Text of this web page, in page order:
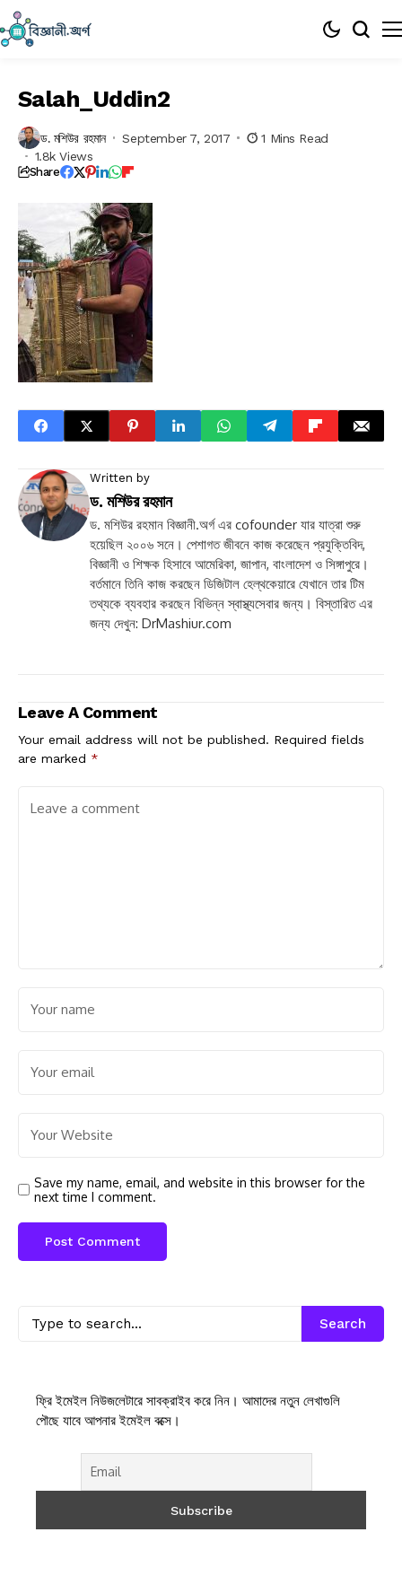
Salah_Uddin2
ড. মশিউর রহমান September 7, 2017
1 Mins Read
1.8k Views
Share
Written by
ড. মশিউর রহমান
ড. মশিউর রহমান বিজ্ঞানী.অর্গ এর cofounder যার যাত্রা শুরু
হয়েছিল ২০০৬ সনে। পেশাগত জীবনে কাজ করেছেন প্রযুক্তিবিদ,
বিজ্ঞানী ও শিক্ষক হিসাবে আমেরিকা, জাপান, বাংলাদেশ ও সিঙ্গাপুরে।
বর্তমানে তিনি কাজ করছেন ডিজিটাল হেল্থকেয়ারে যেখানে তার টিম
তথ্যকে ব্যবহার করছেন বিভিন্ন স্বাস্থ্যসেবার জন্য। বিস্তারিত এর
জন্য দেখুন: DrMashiur.com
Leave A Comment
Your email address will not be published. Required fields
are marked *
Save my name, email, and website in this browser for the
next time I comment.
Search
ফ্রি ইমেইল নিউজলেটারে সাবক্রাইব করে নিন। আমাদের নতুন লেখাগুলি
পৌছে যাবে আপনার ইমেইল বক্সে।